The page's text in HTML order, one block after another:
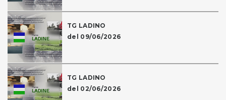
TG LADINO
del 09/06/2026
TG LADINO
del 02/06/2026